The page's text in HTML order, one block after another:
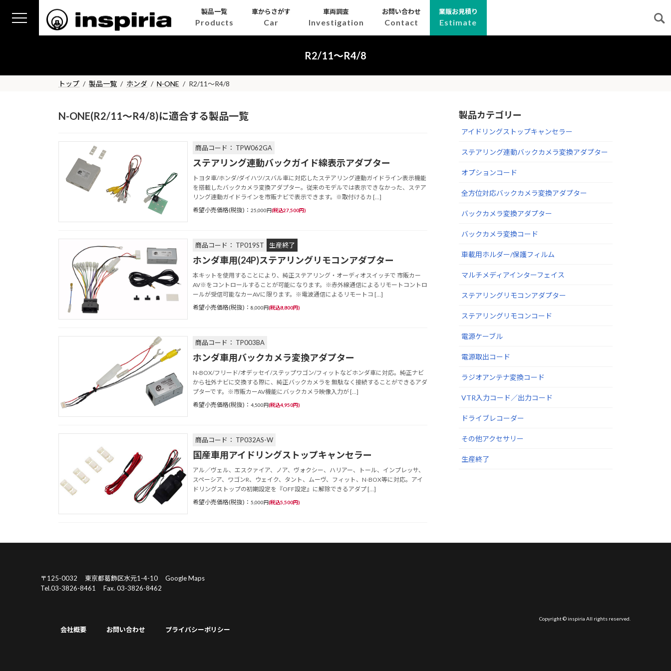
ス
ン
製品一覧
Products
車からさがす
Car
車両調査
Investigation
お問い合わせ
Contact
業販お見積り
Estimate
R2/11～R4/8
トップ 製品一覧 ホンダ N-ONE R2/11～R4/8
N-ONE(R2/11～R4/8)に適合する製品一覧
商品コード： TPW062GA
ステアリング連動バックガイド線表示アダプター
トヨタ車/ホンダ/ダイハツ/スバル車に対応したステアリング連動ガイドライン表示機能
を搭載したバックカメラ変換アダプター。従来のモデルでは表示できなかった、ステア
リング連動ガイドラインを市販ナビで表示できます。※取付けるカ […]
希望小売価格(税抜)： 25,000円(税込27,500円)
商品コード： TP019ST 生産終了
ホンダ車用(24P)ステアリングリモコンアダプター
本キットを使用することにより、純正ステアリング・オーディオスイッチで 市販カー
AV※をコントロールすることが可能になります。※赤外線通信によるリモートコントロ
ールが受信可能なカーAVに限ります。※電波通信によるリモートコ […]
希望小売価格(税抜)： 8,000円(税込8,800円)
商品コード： TP003BA
ホンダ車用バックカメラ変換アダプター
N-BOX/フリード/オデッセイ/ステップワゴン/フィットなどホンダ車に対応。純正ナビ
から社外ナビに交換する際に、純正バックカメラを 無駄なく接続することができるアダ
プターです。※市販カーAV機能にバックカメラ映像入力が […]
希望小売価格(税抜)： 4,500円(税込4,950円)
商品コード： TP032AS-W
国産車用アイドリングストップキャンセラー
アル／ヴェル、エスクァイア、ノア、ヴォクシー、ハリアー、トール、インプレッサ、
スペーシア、ワゴンR、ウェイク、タント、ムーヴ、フィット、N-BOX等に対応。アイ
ドリングストップの初期設定を『OFF設定』に解除できるアダプ […]
希望小売価格(税抜)： 5,000円(税込5,500円)
製品カテゴリー
アイドリングストップキャンセラー
ステアリング連動バックカメラ変換アダプター
オプションコード
全方位対応バックカメラ変換アダプター
バックカメラ変換アダプター
バックカメラ変換コード
車載用ホルダー/保護フィルム
マルチメディアインターフェイス
ステアリングリモコンアダプター
ステアリングリモコンコード
電源ケーブル
電源取出コード
ラジオアンテナ変換コード
VTR入力コード／出力コード
ドライブレコーダー
その他アクセサリー
生産終了
〒125-0032 東京都葛飾区水元1-4-10
Google Maps
Tel.03-3826-8461
Fax. 03-3826-8462
会社概要 お問い合わせ プライバシーポリシー
Copyright © inspiria All rights reserved.